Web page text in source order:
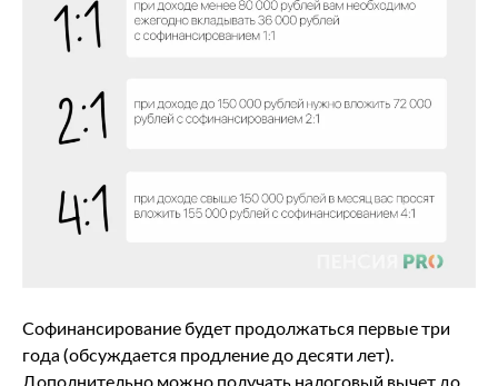
Софинансирование будет продолжаться первые три
года (обсуждается продление до десяти лет).
Дополнительно можно получать налоговый вычет до